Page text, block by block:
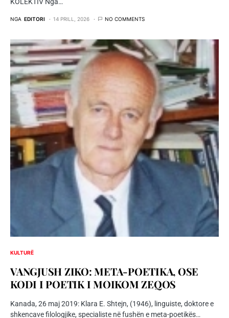
NGA EDITORI 14 PRILL, 2026 NO COMMENTS
KULTURË
VANGJUSH ZIKO: META-POETIKA, OSE
KODI I POETIK I MOIKOM ZEQOS
Kanada, 26 maj 2019: Klara E. Shtejn, (1946), linguiste, doktore e
shkencave filologjike, specialiste në fushën e meta-poetikës…